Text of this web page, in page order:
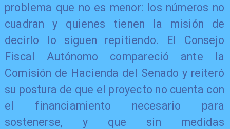
problema que no es menor: los números no
cuadran y quienes tienen la misión de
decirlo lo siguen repitiendo. El Consejo
Fiscal Autónomo compareció ante la
Comisión de Hacienda del Senado y reiteró
su postura de que el proyecto no cuenta con
el financiamiento necesario para
sostenerse, y que sin medidas